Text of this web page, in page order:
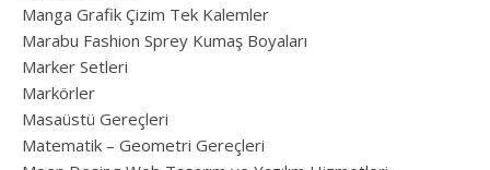
Manga Grafik Çizim Tek Kalemler
Marabu Fashion Sprey Kumaş Boyaları
Marker Setleri
Markörler
Masaüstü Gereçleri
Matematik – Geometri Gereçleri